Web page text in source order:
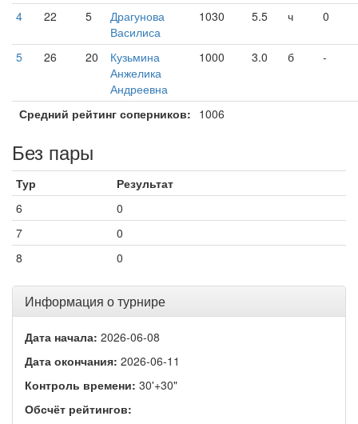
4 22 5
Драгунова
Василиса
1030 5.5 ч 0
5 26 20
Кузьмина
Анжелика
Андреевна
1000 3.0 б -
Средний рейтинг соперников: 1006
Без пары
Тур
Результат
6
0
7
0
8
0
Информация о турнире
Дата начала: 2026-06-08
Дата окончания: 2026-06-11
Контроль времени: 30'+30"
Обсчёт рейтингов: